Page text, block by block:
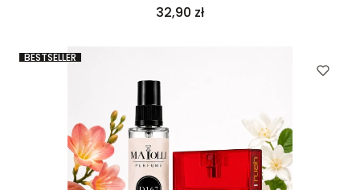
Cena
32,90 zł
BESTSELLER